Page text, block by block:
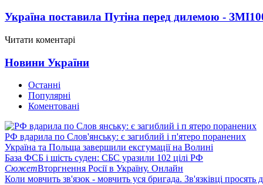
Україна поставила Путіна перед дилемою - ЗМІ
Читати коментарі
Новини України
Останні
Популярні
Коментовані
РФ вдарила по Слов'янську: є загиблий і п'ятеро поранених
Україна та Польща завершили ексгумації на Волині
База ФСБ і шість суден: СБС уразили 102 цілі РФ
СюжетВторгнення Росії в Україну. Онлайн
Коли мовчить зв'язок - мовчить уся бригада. Зв'язківці просять